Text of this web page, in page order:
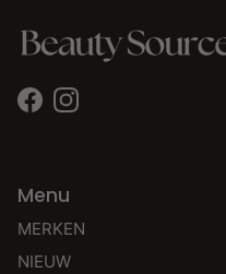
FacebookInstagram
Menu
MERKEN
NIEUW